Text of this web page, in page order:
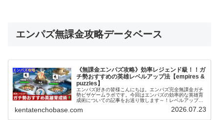
エンパズ無課金攻略データベース
《無課金エンパズ攻略》効率レジェンド級！！ガ
チ勢おすすめの英雄レベルアップ法【empires &
puzzles】
エンパズ好きの皆様こんにちは。エンパズ完全無課金ガチ
勢ピザゲームラボです。今回はエンパズの効率的な英雄育
成術についての記事をお送り致します～！レベルアップ効
window.adsbygoo...
kentatenchobase.com 2026.07.23